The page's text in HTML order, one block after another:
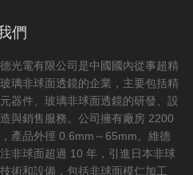
們
光電有限公司是中國國內從事超精
璃非球面透鏡的企業，主要包括精
器件、玻璃非球面透鏡的研發、設
與銷售服務。公司擁有廠房 2200
產品外徑 0.6mm～65mm。維德
非球面超過 10 年，引進日本非球
術和設備，包括非球面模仁加工